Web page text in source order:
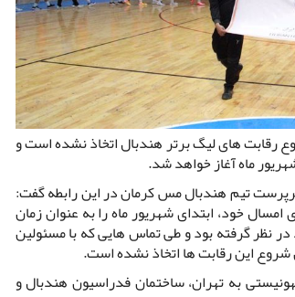
رقابت های لیگ برتر هندبال اتخاذ نشده است و
ماه آغاز خواهد شد.
تیم هندبال مس کرمان در این رابطه گفت:
خود، ابتدای شهریور ماه را به عنوان زمان
نظر گرفته بود و طی تماس هایی که با مسئولین
این رقابت ها اتخاذ نشده است.
به تهران، ساختمان فدراسیون هندبال و